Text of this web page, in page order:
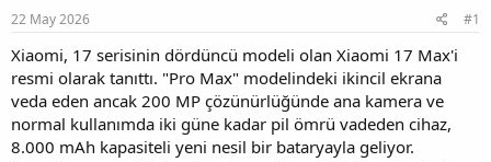
u
b
a
l
a
t
a
g
ı
ç
a
r
i
h
22 May 2026 #1
Xiaomi, 17 serisinin dördüncü modeli olan Xiaomi 17 Max'i
resmi olarak tanıttı. "Pro Max" modelindeki ikincil ekrana
veda eden ancak 200 MP çözünürlüğünde ana kamera ve
normal kullanımda iki güne kadar pil ömrü vadeden cihaz,
8.000 mAh kapasiteli yeni nesil bir bataryayla geliyor.